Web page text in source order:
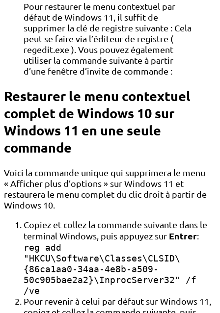
Pour restaurer le menu contextuel par
défaut de Windows 11, il suffit de
supprimer la clé de registre suivante : Cela
peut se faire via l’éditeur de registre (
regedit.exe ). Vous pouvez également
utiliser la commande suivante à partir
d’une fenêtre d’invite de commande :
Restaurer le menu contextuel
complet de Windows 10 sur
Windows 11 en une seule
commande
Voici la commande unique qui supprimera le menu
« Afficher plus d’options » sur Windows 11 et
restaurera le menu complet du clic droit à partir de
Windows 10.
Copiez et collez la commande suivante dans le
terminal Windows, puis appuyez sur Entrer:
reg add
"HKCU\Software\Classes\CLSID\
{86ca1aa0-34aa-4e8b-a509-
50c905bae2a2}\InprocServer32" /f
/ve
Pour revenir à celui par défaut sur Windows 11,